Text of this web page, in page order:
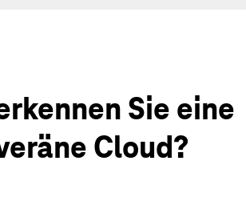
Sie eine
Cloud?